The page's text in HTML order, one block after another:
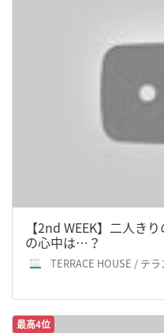
【2nd WEEK】二人き
の心中は…？
TERRACE HOUSE / テ
最高4位